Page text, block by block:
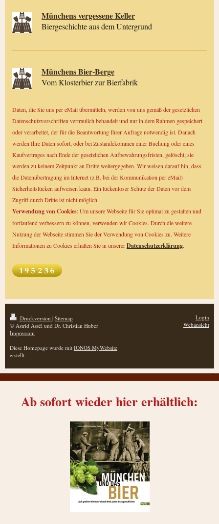
Münchens vergessene Keller
Biergeschichte aus dem Untergrund
Münchens Bier-Berge
Vom Klosterbier zur Bierfabrik
Daten, die Sie uns per eMail übermitteln, werden von uns gemäß der gesetzlichen
Datenschutzvorschriften vertraulich behandelt und nur in dem Rahmen gespeichert
oder verarbeitet, der für die Beantwortung Ihrer Anfrage notwendig ist. Danach
werden Ihre Daten sofort, oder bei Zustandekommen einer Buchung oder eines
Kaufvertrages nach Ende der gesetzlichen Aufbewahrungsfristen, gelöscht; sie
werden zu keinem Zeitpunkt an Dritte weitergegeben. Wir weisen darauf hin, dass
die Datenübertragung im Internet (z.B. bei der Kommunikation per eMail)
Sicherheitslücken aufweisen kann. Ein lückenloser Schutz der Daten vor dem
Zugriff durch Dritte ist nicht möglich.
Verwendung von Cookies: Um unsere Webseite für Sie optimal zu gestalten und
fortlaufend verbessern zu können, verwenden wir Cookies. Durch die weitere
Nutzung der Webseite stimmen Sie der Verwendung von Cookies zu. Weitere
Informationen zu Cookies erhalten Sie in unsererDatenschutzerklärung.
Druckversion | Sitemap
© Astrid Assél und Dr. Christian Huber
Impressum
Diese Homepage wurde mit IONOS MyWebsite
erstellt.
Login
Webansicht
Ab sofort wieder hier erhältlich: